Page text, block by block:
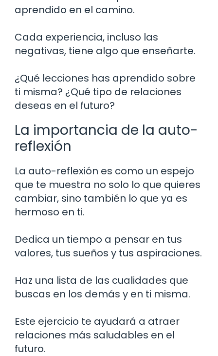
aprendido en el camino.
Cada experiencia, incluso las
negativas, tiene algo que enseñarte.
¿Qué lecciones has aprendido sobre
ti misma? ¿Qué tipo de relaciones
deseas en el futuro?
La importancia de la auto-
reflexión
La auto-reflexión es como un espejo
que te muestra no solo lo que quieres
cambiar, sino también lo que ya es
hermoso en ti.
Dedica un tiempo a pensar en tus
valores, tus sueños y tus aspiraciones.
Haz una lista de las cualidades que
buscas en los demás y en ti misma.
Este ejercicio te ayudará a atraer
relaciones más saludables en el
futuro.